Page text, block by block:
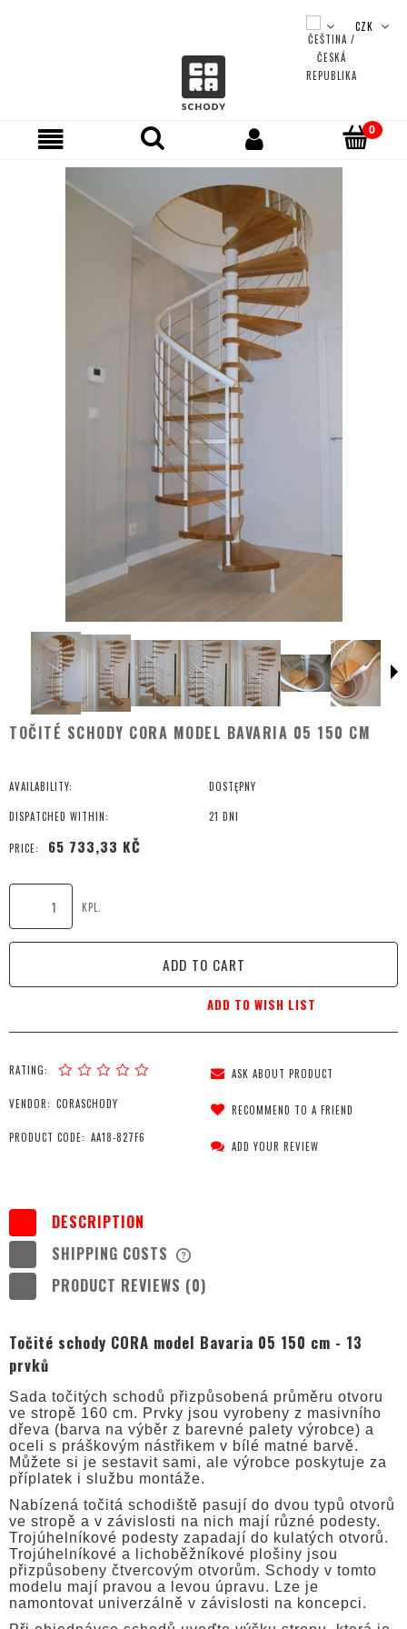
TOČITÉ SCHODY CORA MODEL BAVARIA 05 150 CM
AVAILABILITY: DOSTĘPNY
DISPATCHED WITHIN: 21 DNI
PRICE: 65 733,33 KČ
KPL.
ADD TO CART
ADD TO WISH LIST
RATING:
VENDOR: CORASCHODY
PRODUCT CODE: AA18-827F6
ASK ABOUT PRODUCT
RECOMMEND TO A FRIEND
ADD YOUR REVIEW
DESCRIPTION
SHIPPING COSTS
POSSIBLE PAYMENT COSTS
PRODUCT REVIEWS (0)
Točité schody CORA model Bavaria 05 150 cm - 13
prvků
Sada točitých schodů přizpůsobená průměru otvoru
ve stropě 160 cm. Prvky jsou vyrobeny z masivního
dřeva (barva na výběr z barevné palety výrobce) a
oceli s práškovým nástřikem v bílé matné barvě.
Můžete si je sestavit sami, ale výrobce poskytuje za
příplatek i službu montáže.
Nabízená točitá schodiště pasují do dvou typů otvorů
ve stropě a v závislosti na nich mají různé podesty.
Trojúhelníkové podesty zapadají do kulatých otvorů.
Trojúhelníkové a lichoběžníkové plošiny jsou
přizpůsobeny čtvercovým otvorům. Schody v tomto
modelu mají pravou a levou úpravu. Lze je
namontovat univerzálně v závislosti na koncepci.